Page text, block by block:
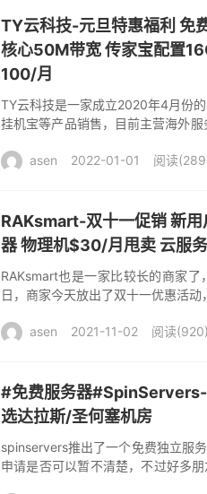
TY云科技-元旦特惠福利 免
核心50M带宽 传家宝配置
100/月
TY云科技是一家成立2020年4月份
挂机宝等产品销售，目前主营海外
asen 2022-01-01 阅读
RAKsmart-双十一促销 新
器 物理机$30/月甩卖 云服
RAKsmart也是一家比较长的商家
日，商家今天放出了双十一优惠活动
包... asen 2021-11-02 阅读(920)
#免费服务器
选达拉斯/圣何塞机房
spinservers推出了一个免费独立服
申请是否可以暂不清楚，不过好多